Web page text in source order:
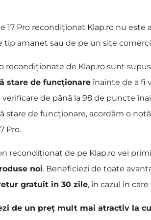
Pro recondiționat Klap.ro nu este
amanet sau de pe un site
recondiționate de Klap.ro sunt
stare de funcționare înainte de a fi
de până la 98 de puncte
stare de funcționare, acordăm o
Pro.
recondiționat de pe Klap.ro vei
noi. Beneficiezi de toate
gratuit în 30 zile, în cazul în
de un preț mult mai atractiv la